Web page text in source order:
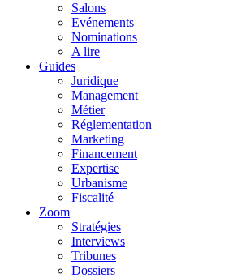
Salons
Evénements
Nominations
A lire
Guides
Juridique
Management
Métier
Réglementation
Marketing
Financement
Expertise
Urbanisme
Fiscalité
Zoom
Stratégies
Interviews
Tribunes
Dossiers